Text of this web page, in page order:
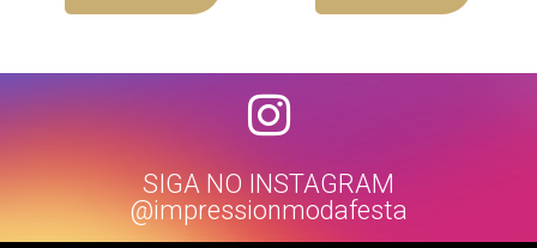
SIGA NO INSTAGRAM
@impressionmodafesta